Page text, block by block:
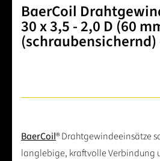
BaerCoil
30 x 3,5 - 2,0 D (60
(schraubensichernd)
BaerCoil® Drahtgewindeeinsätze
langlebige, kraftvolle Verbindung